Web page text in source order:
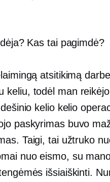
Kas tai pagimdė?
atsitikimą
keliu, todėl man
kelio kelio
paskyrimas buvo
Taigi, tai užtruko
nuo eismo, su
išsiaiškinti.